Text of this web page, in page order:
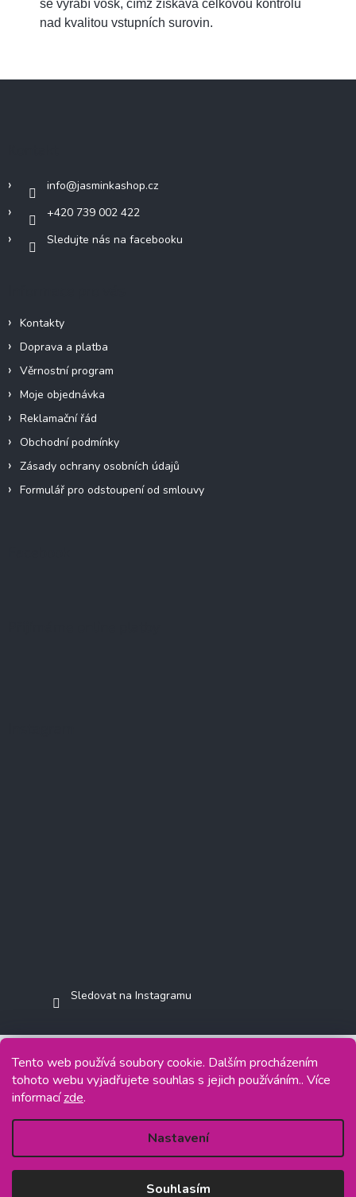
Tento web používá soubory cookie. Dalším procházením
tohoto webu vyjadřujete souhlas s jejich používáním.. Více
informacízde.
Nastavení
Souhlasím
se vyrábí vosk, čímž získává celkovou kontrolu
nad kvalitou vstupních surovin.
info@jasminkashop.cz
+420 739 002 422
Sledujte nás na facebooku
Kontakty
Doprava a platba
Věrnostní program
Moje objednávka
Reklamační řád
Obchodní podmínky
Zásady ochrany osobních údajů
Formulář pro odstoupení od smlouvy
Sledovat na Instagramu
Copyright 2026Jasminkashop.cz. Všechna práva vyhrazena.
Vytvořil Shoptet